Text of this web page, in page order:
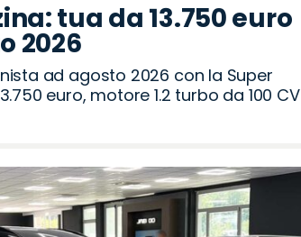
tua da 13.750 euro
2026
ad agosto 2026 con la Super
euro, motore 1.2 turbo da 100 CV